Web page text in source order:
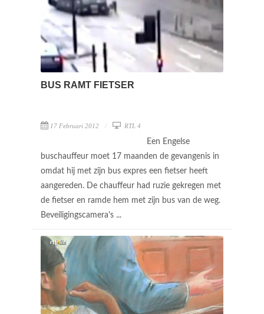
BUS RAMT FIETSER
17 Februari 2012 RTL 4
Een Engelse
buschauffeur moet 17 maanden de gevangenis in
omdat hij met zijn bus expres een fietser heeft
aangereden. De chauffeur had ruzie gekregen met
de fietser en ramde hem met zijn bus van de weg.
Beveiligingscamera's ...